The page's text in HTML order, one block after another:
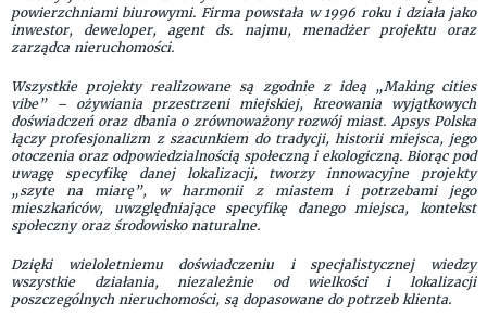
powierzchniami biurowymi. Firma powstała w 1996 roku i działa jako
inwestor, deweloper, agent ds. najmu, menadżer projektu oraz
zarządca nieruchomości.
Wszystkie projekty realizowane są zgodnie z ideą „Making cities
vibe” – ożywiania przestrzeni miejskiej, kreowania wyjątkowych
doświadczeń oraz dbania o zrównoważony rozwój miast. Apsys Polska
łączy profesjonalizm z szacunkiem do tradycji, historii miejsca, jego
otoczenia oraz odpowiedzialnością społeczną i ekologiczną. Biorąc pod
uwagę specyfikę danej lokalizacji, tworzy innowacyjne projekty
„szyte na miarę”, w harmonii z miastem i potrzebami jego
mieszkańców, uwzględniające specyfikę danego miejsca, kontekst
społeczny oraz środowisko naturalne.
Dzięki wieloletniemu doświadczeniu i specjalistycznej wiedzy
wszystkie działania, niezależnie od wielkości i lokalizacji
poszczególnych nieruchomości, są dopasowane do potrzeb klienta.